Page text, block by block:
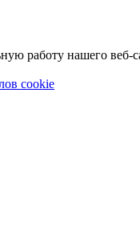
работу нашего веб-
cookie